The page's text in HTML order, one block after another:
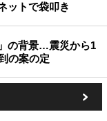
ットで袋叩き
の背景…震災から1
の案の定